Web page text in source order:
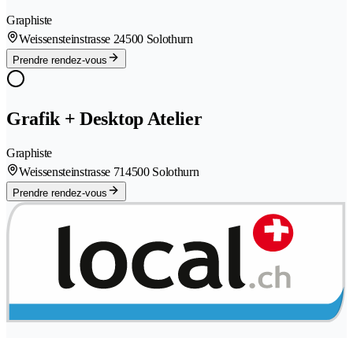
Graphiste
Weissensteinstrasse 24500 Solothurn
Prendre rendez-vous
Grafik + Desktop Atelier
Graphiste
Weissensteinstrasse 714500 Solothurn
Prendre rendez-vous